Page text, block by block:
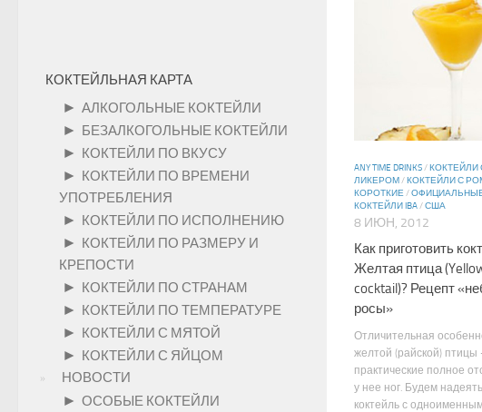
ANY TIME DRINKS/КОКТЕЙЛИ
ЛИКЕРОМ/КОКТЕЙЛИ С
КОРОТКИЕ/
КОКТЕЙЛИ IBA/США
8 ИЮН, 2012
Как приготовить
Желтая птица
cocktail)? Рецепт
росы»
Отличительная
желтой (райской)
практические полное
у нее ног. Будем
коктейль с
КОКТЕЙЛЬНАЯ КАРТА
► АЛКОГОЛЬНЫЕ КОКТЕЙЛИ
► БЕЗАЛКОГОЛЬНЫЕ КОКТЕЙЛИ
► КОКТЕЙЛИ ПО ВКУСУ
► КОКТЕЙЛИ ПО ВРЕМЕНИ
УПОТРЕБЛЕНИЯ
► КОКТЕЙЛИ ПО ИСПОЛНЕНИЮ
► КОКТЕЙЛИ ПО РАЗМЕРУ И
КРЕПОСТИ
► КОКТЕЙЛИ ПО СТРАНАМ
► КОКТЕЙЛИ ПО ТЕМПЕРАТУРЕ
► КОКТЕЙЛИ С МЯТОЙ
► КОКТЕЙЛИ С ЯЙЦОМ
НОВОСТИ
► ОСОБЫЕ КОКТЕЙЛИ